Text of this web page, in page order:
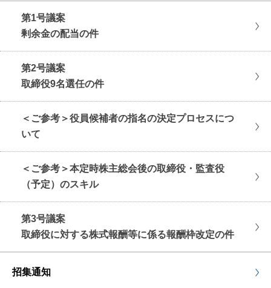
第1号議案
剰余金の配当の件
第2号議案
取締役9名選任の件
＜ご参考＞役員候補者の指名の決定プロセスにつ
いて
＜ご参考＞本定時株主総会後の取締役・監査役
（予定）のスキル
第3号議案
取締役に対する株式報酬等に係る報酬枠改定の件
招集通知